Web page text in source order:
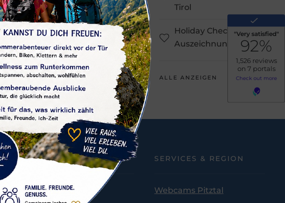
und an Holiday
WEITER
Tirol
Holiday Check
Auszeichnung
ALLE ANZEIGEN
INFOMATIONEN
Impressum
SERVICES & REGION
Webcams Pitztal